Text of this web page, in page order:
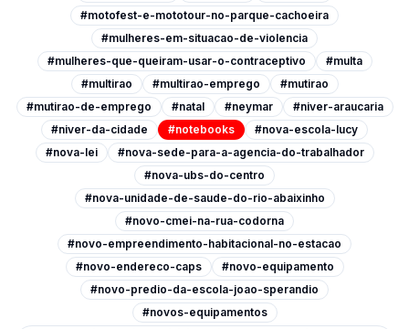
#motofest-e-mototour-no-parque-cachoeira
#mulheres-em-situacao-de-violencia
#mulheres-que-queiram-usar-o-contraceptivo
#multa
#multirao
#multirao-emprego
#mutirao
#mutirao-de-emprego
#natal #neymar
#niver-araucaria
#niver-da-cidade
#notebooks
#nova-escola-lucy
#nova-lei
#nova-sede-para-a-agencia-do-trabalhador
#nova-ubs-do-centro
#nova-unidade-de-saude-do-rio-abaixinho
#novo-cmei-na-rua-codorna
#novo-empreendimento-habitacional-no-estacao
#novo-endereco-caps
#novo-equipamento
#novo-predio-da-escola-joao-sperandio
#novos-equipamentos